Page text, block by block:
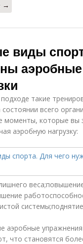
→
виды
аэробные
такие
всего
моменты, которые вы
аэробную нагрузку:
аэробные
что становятся